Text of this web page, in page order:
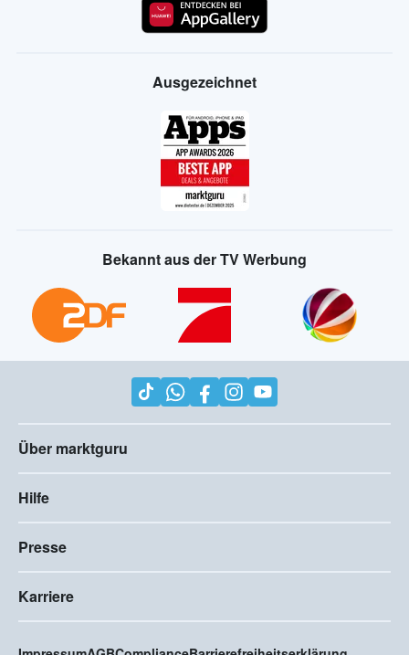
Ausgezeichnet
Bekannt aus der TV Werbung
Über marktguru
Hilfe
Presse
Karriere